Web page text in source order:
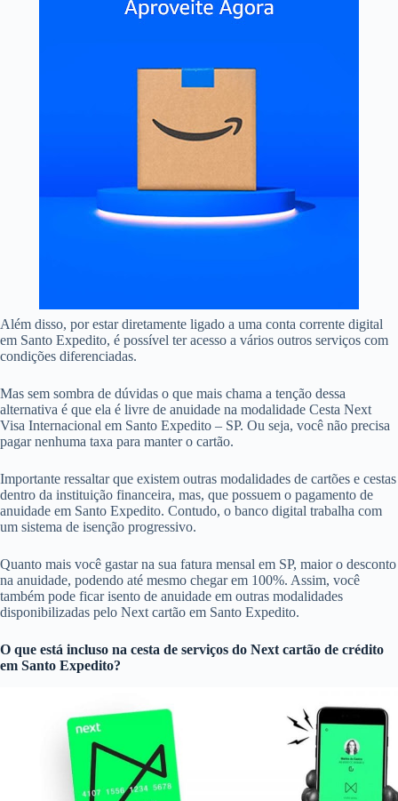
Além disso, por estar diretamente ligado a uma conta corrente digital
em Santo Expedito, é possível ter acesso a vários outros serviços com
condições diferenciadas.
Mas sem sombra de dúvidas o que mais chama a tenção dessa
alternativa é que ela é livre de anuidade na modalidade Cesta Next
Visa Internacional em Santo Expedito – SP. Ou seja, você não precisa
pagar nenhuma taxa para manter o cartão.
Importante ressaltar que existem outras modalidades de cartões e cestas
dentro da instituição financeira, mas, que possuem o pagamento de
anuidade em Santo Expedito. Contudo, o banco digital trabalha com
um sistema de isenção progressivo.
Quanto mais você gastar na sua fatura mensal em SP, maior o desconto
na anuidade, podendo até mesmo chegar em 100%. Assim, você
também pode ficar isento de anuidade em outras modalidades
disponibilizadas pelo Next cartão em Santo Expedito.
O que está incluso na cesta de serviços do Next cartão de crédito
em Santo Expedito?